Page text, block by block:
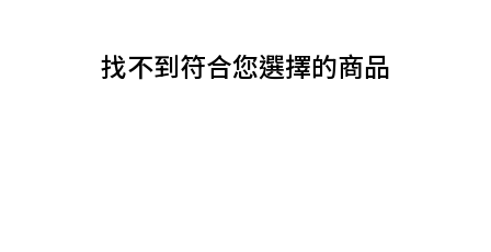
找不到符合您選擇的商品